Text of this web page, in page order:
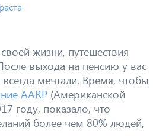
жизни, путешествия
выхода на пенсию у вас
мечтали. Время, чтобы
AARP (Американской
году, показало, что
более чем 80% людей,